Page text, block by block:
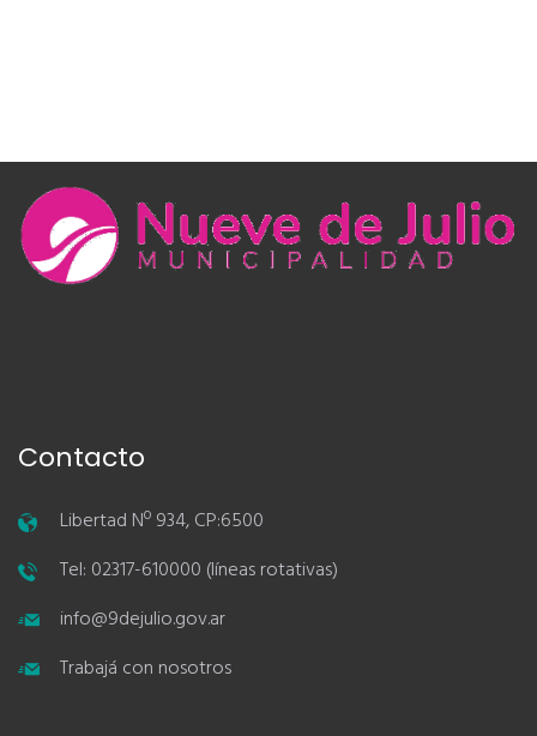
Contacto
Libertad Nº 934, CP:6500
Tel: 02317-610000 (líneas rotativas)
info@9dejulio.gov.ar
Trabajá con nosotros